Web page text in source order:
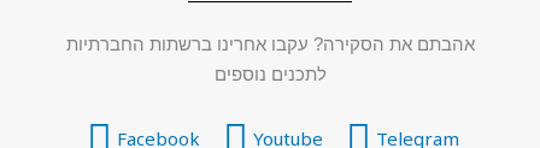
אהבתם את הסקירה? עקבו אחרינו ברשתות החברתיות
לתכנים נוספים
Telegram
Youtube
Facebook